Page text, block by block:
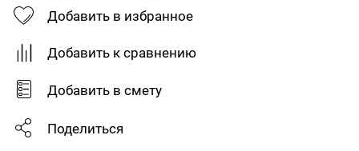
Добавить в избранное
Добавить к сравнению
Добавить в смету
Поделиться